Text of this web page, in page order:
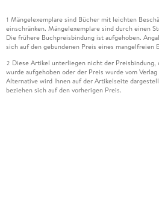
1 Mängelexemplare sind Bücher mit leichten
einschränken. Mängelexemplare sind durch einen
Die frühere Buchpreisbindung ist aufgehoben.
sich auf den gebundenen Preis eines mangelfreien
2 Diese Artikel unterliegen nicht der Preisbindung,
wurde aufgehoben oder der Preis wurde vom
Alternative wird Ihnen auf der Artikelseite
beziehen sich auf den vorherigen Preis.